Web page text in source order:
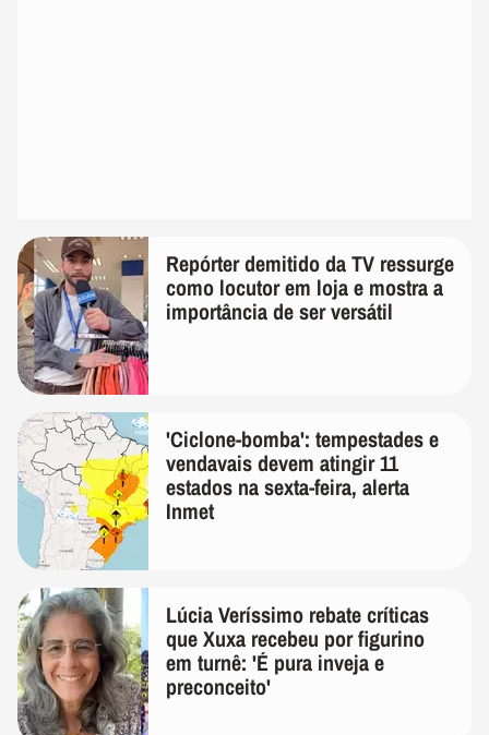
Repórter demitido da TV ressurge
como locutor em loja e mostra a
importância de ser versátil
'Ciclone-bomba': tempestades e
vendavais devem atingir 11
estados na sexta-feira, alerta
Inmet
Lúcia Veríssimo rebate críticas
que Xuxa recebeu por figurino
em turnê: 'É pura inveja e
preconceito'